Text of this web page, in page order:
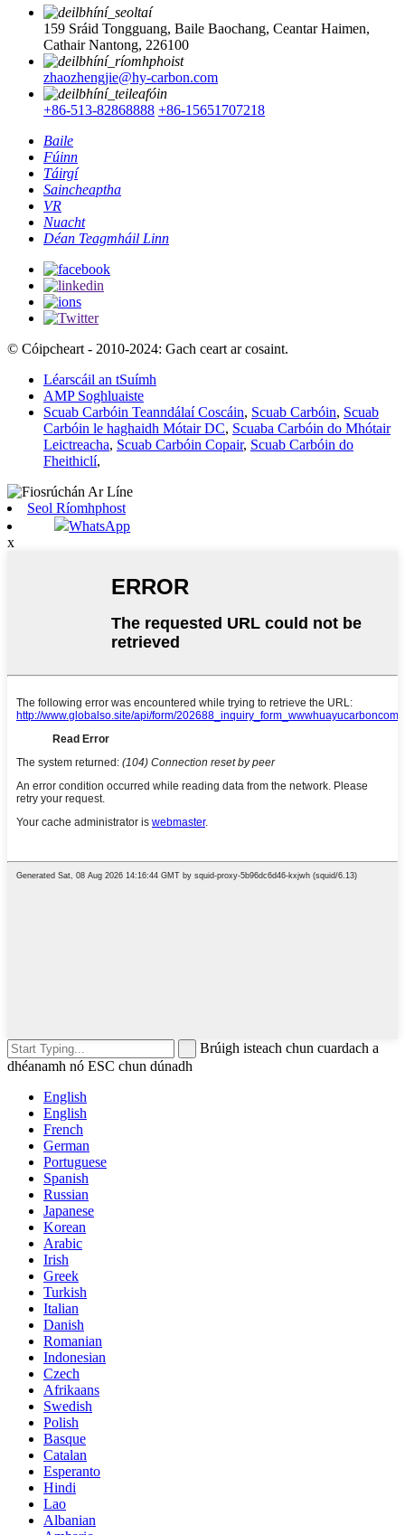
159 Sráid Tongguang, Baile Baochang, Ceantar Haimen,
Cathair Nantong, 226100
zhaozhengjie@hy-carbon.com
+86-513-82868888 +86-15651707218
Baile
Fúinn
Táirgí
Saincheaptha
VR
Nuacht
Déan Teagmháil Linn
© Cóipcheart - 2010-2024: Gach ceart ar cosaint.
Léarscáil an tSuímh
AMP Soghluaiste
Scuab Carbóin Teanndálaí Coscáin, Scuab Carbóin, Scuab
Carbóin le haghaidh Mótair DC, Scuaba Carbóin do Mhótair
Leictreacha, Scuab Carbóin Copair, Scuab Carbóin do
Fheithiclí,
Seol Ríomhphost
WhatsApp
x
Brúigh isteach chun cuardach a
dhéanamh nó ESC chun dúnadh
English
English
French
German
Portuguese
Spanish
Russian
Japanese
Korean
Arabic
Irish
Greek
Turkish
Italian
Danish
Romanian
Indonesian
Czech
Afrikaans
Swedish
Polish
Basque
Catalan
Esperanto
Hindi
Lao
Albanian